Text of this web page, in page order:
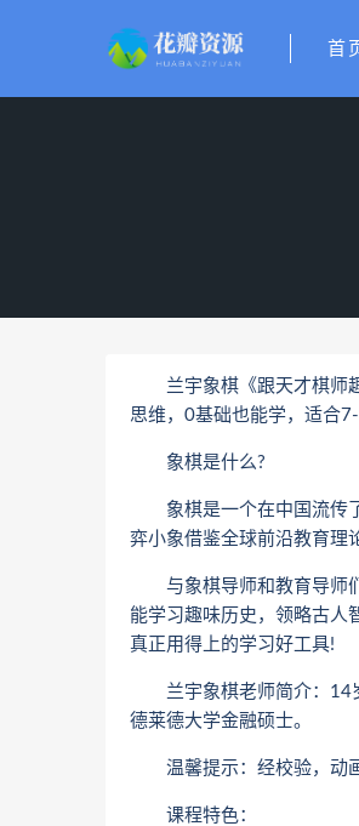
首
兰宇象棋《跟天才棋师趣
思维，0基础也能学，适合
象棋是什么?
象棋是一个在中国流传了
弈小象借鉴全球前沿教育理
与象棋导师和教育导师们
能学习趣味历史，领略古人
真正用得上的学习好工具!
兰宇象棋老师简介：14岁
德莱德大学金融硕士。
温馨提示：经校验，动
课程特色：